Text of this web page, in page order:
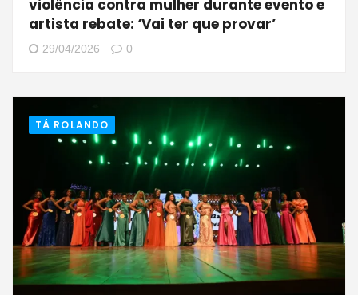
violência contra mulher durante evento e
artista rebate: ‘Vai ter que provar’
29/04/2026 0
TÁ ROLANDO